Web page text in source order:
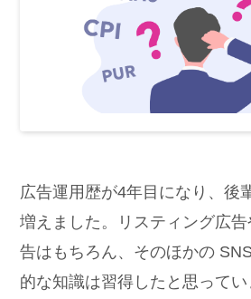
広告運用歴が4年目になり、後
増えました。リスティング広
告はもちろん、そのほかの
的な知識は習得したと思ってい